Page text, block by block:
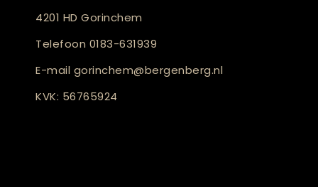
4201 HD Gorinchem
Telefoon 0183-631939
E-mail gorinchem@bergenberg.nl
KVK: 56765924